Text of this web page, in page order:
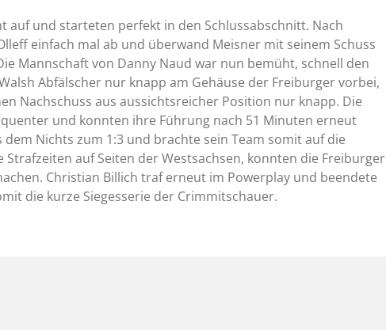
auf und starteten perfekt in den Schlussabschnitt. Nach
einfach mal ab und überwand Meisner mit seinem Schuss
Mannschaft von Danny Naud war nun bemüht, schnell den
Abfälscher nur knapp am Gehäuse der Freiburger vorbei,
Nachschuss aus aussichtsreicher Position nur knapp. Die
und konnten ihre Führung nach 51 Minuten erneut
Nichts zum 1:3 und brachte sein Team somit auf die
auf Seiten der Westsachsen, konnten die Freiburger
Christian Billich traf erneut im Powerplay und beendete
die kurze Siegesserie der Crimmitschauer.